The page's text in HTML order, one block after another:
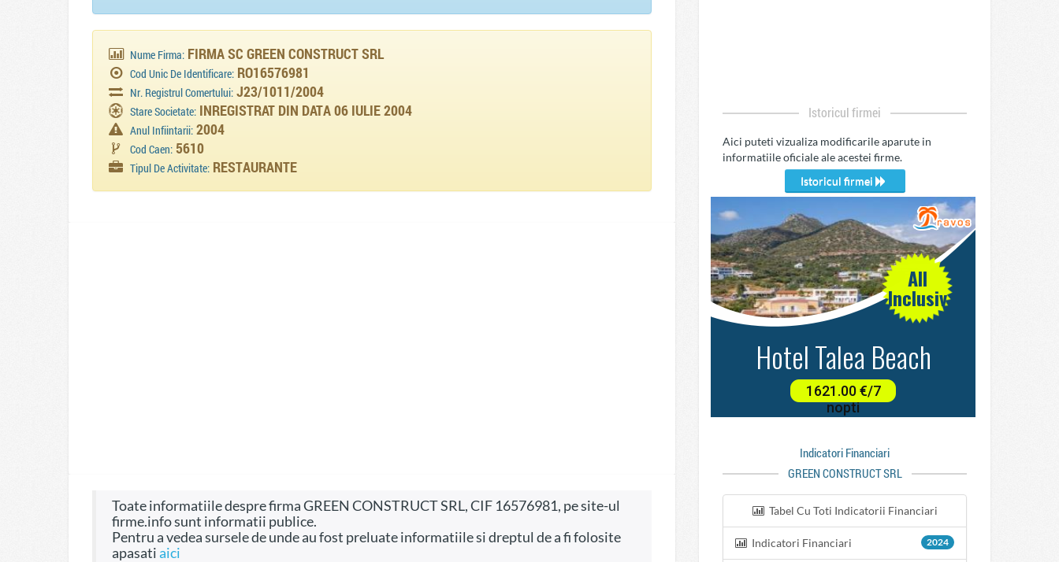
Nume Firma: FIRMA SC GREEN CONSTRUCT SRL
Cod Unic De Identificare: RO16576981
Nr. Registrul Comertului: J23/1011/2004
Stare Societate: INREGISTRAT DIN DATA 06 IULIE 2004
Anul Infiintarii: 2004
Cod Caen: 5610
Tipul De Activitate: RESTAURANTE
Toate informatiile despre firma GREEN CONSTRUCT SRL, CIF 16576981, pe site-ul
firme.info sunt informatii publice.
Pentru a vedea sursele de unde au fost preluate informatiile si dreptul de a fi folosite
apasatiaici
Istoricul firmei
Aici puteti vizualiza modificarile aparute in
informatiile oficiale ale acestei firme.
Istoricul firmei
Indicatori Financiari
GREEN CONSTRUCT SRL
Tabel Cu Toti Indicatorii Financiari
Indicatori Financiari 2024